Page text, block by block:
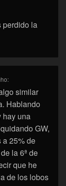
perdido la
similar
Hablando
hay una
GW,
a 25% de
la 6ª de
que he
de los lobos